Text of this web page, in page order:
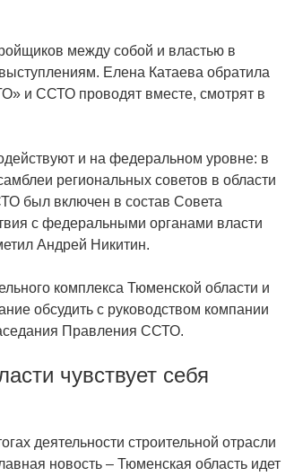
между собой и властью в
Елена Катаева обратила
и ССТО проводят вместе, смотрят в
и на федеральном уровне: в
региональных советов в области
был включен в состав Совета
с федеральными органами власти
Андрей Никитин.
комплекса Тюменской области и
обсудить с руководством компании
Правления ССТО.
чувствует себя
деятельности строительной отрасли
новость – Тюменская область идет